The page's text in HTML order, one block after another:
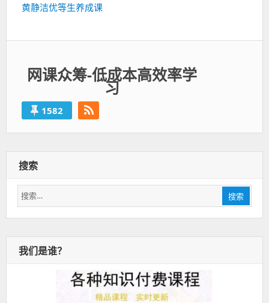
下
黄静洁优等生养成课
网课众筹-低成本高效率学
习
1582
搜索
搜
索：
搜索
我们是谁？